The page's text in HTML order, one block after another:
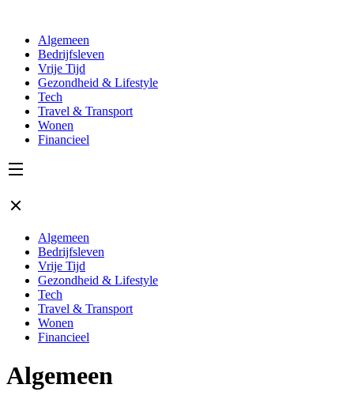
Algemeen
Bedrijfsleven
Vrije Tijd
Gezondheid & Lifestyle
Tech
Travel & Transport
Wonen
Financieel
Algemeen
Bedrijfsleven
Vrije Tijd
Gezondheid & Lifestyle
Tech
Travel & Transport
Wonen
Financieel
Algemeen